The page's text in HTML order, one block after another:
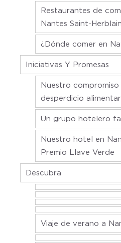
Restaurantes de
Nantes Saint-Herblain
¿Dónde comer en
Iniciativas Y Promesas
Nuestro
desperdicio
Un grupo hotelero
Nuestro hotel en
Premio Llave Verde
Descubra
Viaje de verano a